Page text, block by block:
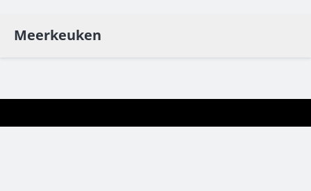
Meerkeuken